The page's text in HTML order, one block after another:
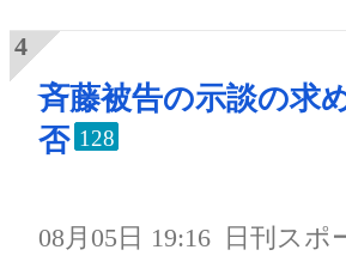
斉藤被告の示談の求
否 128
08月05日 19:16 日刊スポ